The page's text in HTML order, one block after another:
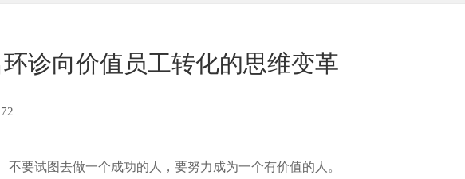
诊向价值员工转化的思维变革
不要试图去做一个成功的人，要努力成为一个有价值的人。